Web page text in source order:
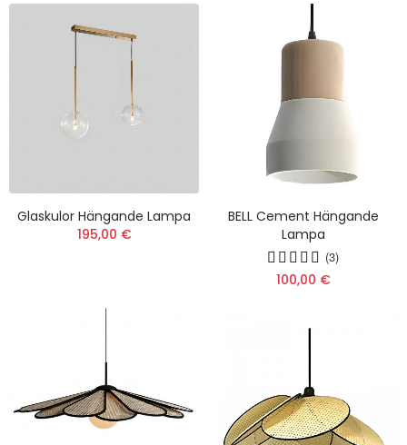
Glaskulor Hängande Lampa
195,00 €
BELL Cement Hängande
Lampa
(3)
100,00 €